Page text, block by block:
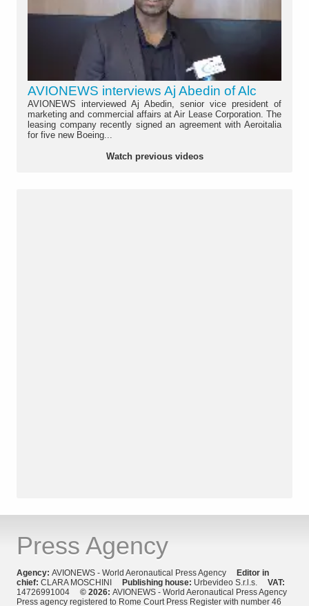
AVIONEWS interviews Aj Abedin of Alc
AVIONEWS interviewed Aj Abedin, senior vice president of
marketing and commercial affairs at Air Lease Corporation. The
leasing company recently signed an agreement with Aeroitalia
for five new Boeing...
Watch previous videos
Press Agency
Agency: AVIONEWS - World Aeronautical Press Agency Editor in
chief: CLARA MOSCHINI Publishing house: Urbevideo S.r.l.s. VAT:
14726991004 © 2026: AVIONEWS - World Aeronautical Press Agency
Press agency registered to Rome Court Press Register with number 46